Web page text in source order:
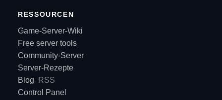
RESSOURCEN
Game-Server-Wiki
Free server tools
Community-Server
Server-Rezepte
Blog
RSS
Control Panel